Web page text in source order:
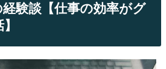
験談【仕事の効率がグ